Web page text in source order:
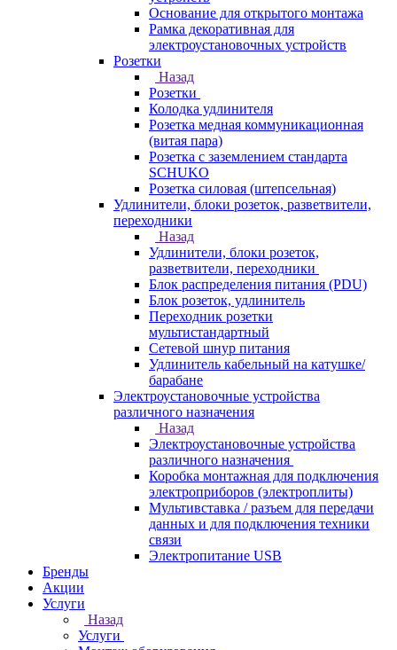
Основание для открытого монтажа
Рамка декоративная для
электроустановочных устройств
Розетки
Назад
Розетки
Колодка удлинителя
Розетка медная коммуникационная
(витая пара)
Розетка с заземлением стандарта
SCHUKO
Розетка силовая (штепсельная)
Удлинители, блоки розеток, разветвители,
переходники
Назад
Удлинители, блоки розеток,
разветвители, переходники
Блок распределения питания (PDU)
Блок розеток, удлинитель
Переходник розетки
мультистандартный
Сетевой шнур питания
Удлинитель кабельный на катушке/
барабане
Электроустановочные устройства
различного назначения
Назад
Электроустановочные устройства
различного назначения
Коробка монтажная для подключения
электроприборов (электроплиты)
Мультивставка / разъем для передачи
данных и для подключения техники
связи
Электропитание USB
Бренды
Акции
Услуги
Назад
Услуги